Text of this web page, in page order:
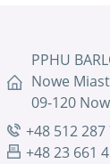
PPHU
Nowe
09-120
+48 512 287
+48 23 661